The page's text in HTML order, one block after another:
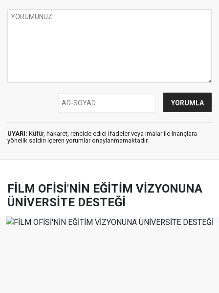
UYARI: Küfür, hakaret, rencide edici ifadeler veya imalar ile inançlara
yönelik saldırı içeren yorumlar onaylanmamaktadır.
FİLM OFİSİ'NİN EĞİTİM VİZYONUNA
ÜNİVERSİTE DESTEĞİ